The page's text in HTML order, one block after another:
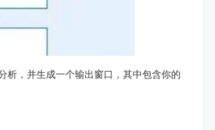
析，并生成一个输出窗口，其中包含你的